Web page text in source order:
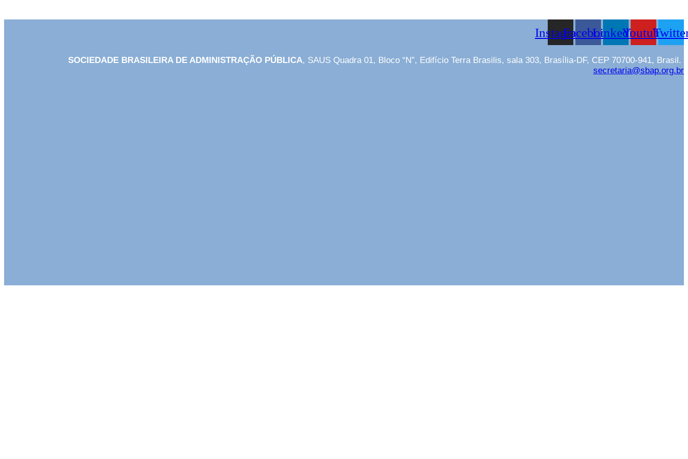
InstagramFacebookLinkedinYoutube
SOCIEDADE BRASILEIRA DE ADMINISTRAÇÃO PÚBLICA, SAUS Quadra 01, Bloco “N”, Edifício Terra Brasilis, sala 303, Brasília-DF, CEP 70700-941, Brasil.
secretaria@sbap.org.br